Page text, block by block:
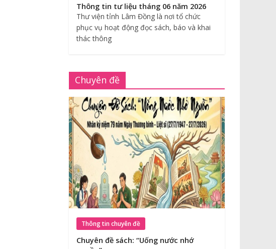
Thông tin tư liệu tháng 06 năm 2026
Thư viện tỉnh Lâm Đồng là nơi tổ chức
phục vụ hoạt động đọc sách, báo và khai
thác thông
Chuyên đề
Thông tin chuyên đề
Chuyên đề sách: “Uống nước nhớ